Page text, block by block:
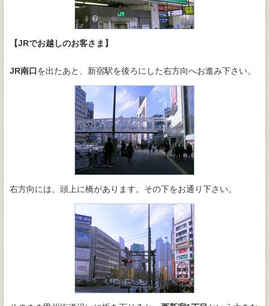
【JRでお越しのお客さま】
JR南口を出たあと、新宿駅を後ろにした右方向へお進み下さい。
右方向には、頭上に橋があります。その下をお通り下さい。